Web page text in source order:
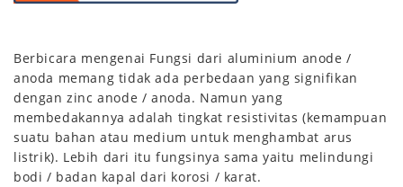
Berbicara mengenai Fungsi dari aluminium anode /
anoda memang tidak ada perbedaan yang signifikan
dengan zinc anode / anoda. Namun yang
membedakannya adalah tingkat resistivitas (kemampuan
suatu bahan atau medium untuk menghambat arus
listrik). Lebih dari itu fungsinya sama yaitu melindungi
bodi / badan kapal dari korosi / karat.